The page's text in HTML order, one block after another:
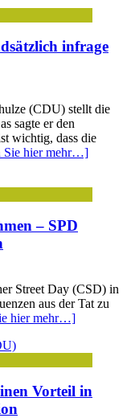
infrage
(CDU) stellt die
sagte er den
wichtig, dass die
Sie hier mehr…]
– SPD
Street Day (CSD) in
aus der Tat zu
hier mehr…]
Vorteil in